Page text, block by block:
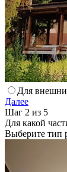
Для
Далее
Шаг 2 из 5
Для какой
Выберите тип